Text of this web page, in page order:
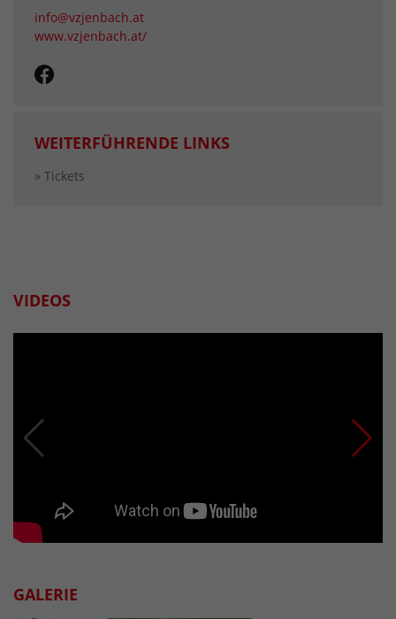
info@vzjenbach.at
www.vzjenbach.at/
WEITERFÜHRENDE LINKS
» Tickets
VIDEOS
GALERIE